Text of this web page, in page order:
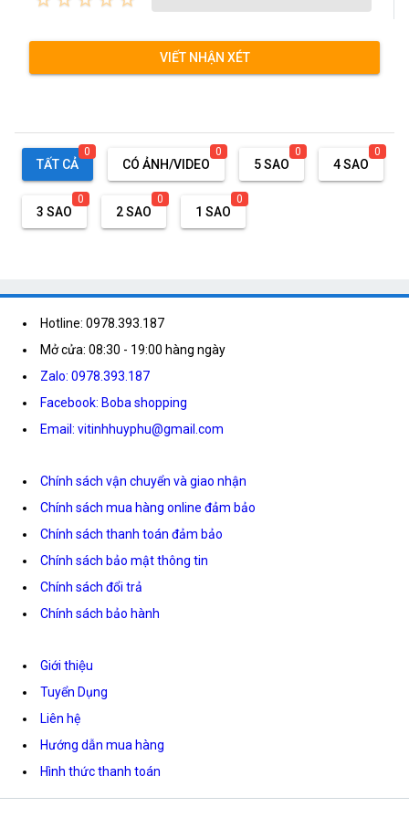
VIẾT NHẬN XÉT
TẤT CẢ
0
CÓ ẢNH/VIDEO
0
5 SAO
0
4 SAO
0
3 SAO
0
2 SAO
0
1 SAO
0
Hotline: 0978.393.187
Mở cửa: 08:30 - 19:00 hàng ngày
Zalo: 0978.393.187
Facebook: Boba shopping
Email: vitinhhuyphu@gmail.com
Chính sách vận chuyển và giao nhận
Chính sách mua hàng online đảm bảo
Chính sách thanh toán đảm bảo
Chính sách bảo mật thông tin
Chính sách đổi trả
Chính sách bảo hành
Giới thiệu
Tuyển Dụng
Liên hệ
Hướng dẫn mua hàng
Hình thức thanh toán